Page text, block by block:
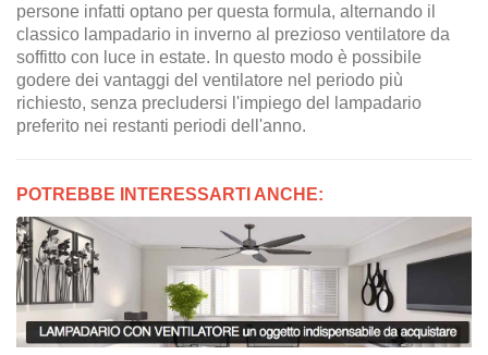
persone infatti optano per questa formula, alternando il
classico lampadario in inverno al prezioso ventilatore da
soffitto con luce in estate. In questo modo è possibile
godere dei vantaggi del ventilatore nel periodo più
richiesto, senza precludersi l'impiego del lampadario
preferito nei restanti periodi dell'anno.
POTREBBE INTERESSARTI ANCHE: